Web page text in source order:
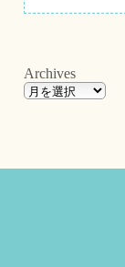
Archives